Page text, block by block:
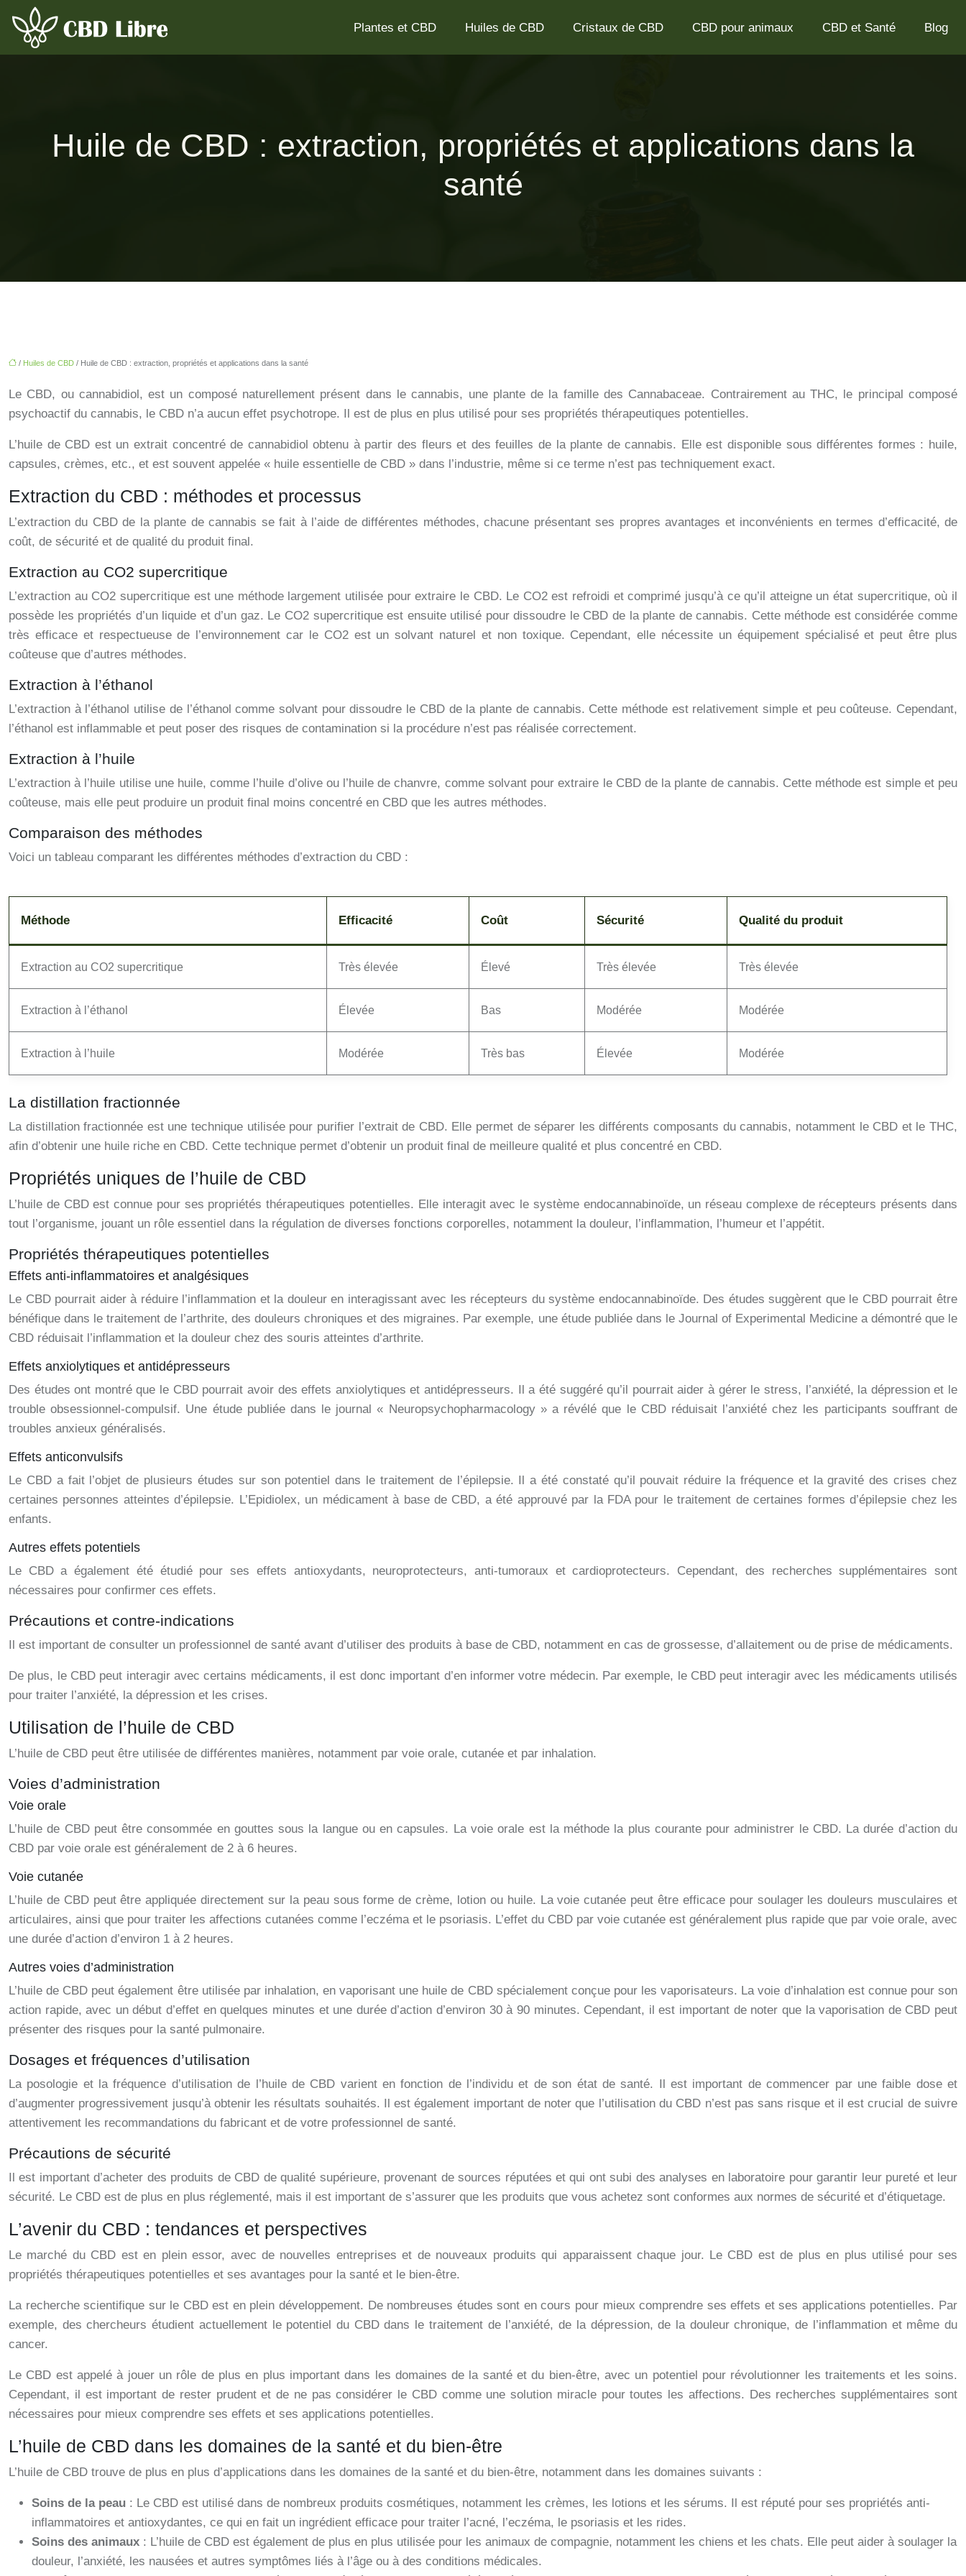
Plantes et CBD Huiles de CBD Cristaux de CBD CBD pour animaux CBD et Santé Blog
Huile de CBD : extraction, propriétés et applications dans la
santé
/ Huiles de CBD / Huile de CBD : extraction, propriétés et applications dans la santé
Le CBD, ou cannabidiol, est un composé naturellement présent dans le cannabis, une plante de la famille des Cannabaceae. Contrairement au THC, le principal composé
psychoactif du cannabis, le CBD n’a aucun effet psychotrope. Il est de plus en plus utilisé pour ses propriétés thérapeutiques potentielles.
L’huile de CBD est un extrait concentré de cannabidiol obtenu à partir des fleurs et des feuilles de la plante de cannabis. Elle est disponible sous différentes formes : huile,
capsules, crèmes, etc., et est souvent appelée « huile essentielle de CBD » dans l’industrie, même si ce terme n’est pas techniquement exact.
Extraction du CBD : méthodes et processus
L’extraction du CBD de la plante de cannabis se fait à l’aide de différentes méthodes, chacune présentant ses propres avantages et inconvénients en termes d’efficacité, de
coût, de sécurité et de qualité du produit final.
Extraction au CO2 supercritique
L’extraction au CO2 supercritique est une méthode largement utilisée pour extraire le CBD. Le CO2 est refroidi et comprimé jusqu’à ce qu’il atteigne un état supercritique, où il
possède les propriétés d’un liquide et d’un gaz. Le CO2 supercritique est ensuite utilisé pour dissoudre le CBD de la plante de cannabis. Cette méthode est considérée comme
très efficace et respectueuse de l’environnement car le CO2 est un solvant naturel et non toxique. Cependant, elle nécessite un équipement spécialisé et peut être plus
coûteuse que d’autres méthodes.
Extraction à l’éthanol
L’extraction à l’éthanol utilise de l’éthanol comme solvant pour dissoudre le CBD de la plante de cannabis. Cette méthode est relativement simple et peu coûteuse. Cependant,
l’éthanol est inflammable et peut poser des risques de contamination si la procédure n’est pas réalisée correctement.
Extraction à l’huile
L’extraction à l’huile utilise une huile, comme l’huile d’olive ou l’huile de chanvre, comme solvant pour extraire le CBD de la plante de cannabis. Cette méthode est simple et peu
coûteuse, mais elle peut produire un produit final moins concentré en CBD que les autres méthodes.
Comparaison des méthodes
Voici un tableau comparant les différentes méthodes d’extraction du CBD :
Méthode Efficacité Coût Sécurité Qualité du produit
Extraction au CO2 supercritique Très élevée Élevé Très élevée Très élevée
Extraction à l’éthanol Élevée Bas Modérée Modérée
Extraction à l’huile Modérée Très bas Élevée Modérée
La distillation fractionnée
La distillation fractionnée est une technique utilisée pour purifier l’extrait de CBD. Elle permet de séparer les différents composants du cannabis, notamment le CBD et le THC,
afin d’obtenir une huile riche en CBD. Cette technique permet d’obtenir un produit final de meilleure qualité et plus concentré en CBD.
Propriétés uniques de l’huile de CBD
L’huile de CBD est connue pour ses propriétés thérapeutiques potentielles. Elle interagit avec le système endocannabinoïde, un réseau complexe de récepteurs présents dans
tout l’organisme, jouant un rôle essentiel dans la régulation de diverses fonctions corporelles, notamment la douleur, l’inflammation, l’humeur et l’appétit.
Propriétés thérapeutiques potentielles
Effets anti-inflammatoires et analgésiques
Le CBD pourrait aider à réduire l’inflammation et la douleur en interagissant avec les récepteurs du système endocannabinoïde. Des études suggèrent que le CBD pourrait être
bénéfique dans le traitement de l’arthrite, des douleurs chroniques et des migraines. Par exemple, une étude publiée dans le Journal of Experimental Medicine a démontré que le
CBD réduisait l’inflammation et la douleur chez des souris atteintes d’arthrite.
Effets anxiolytiques et antidépresseurs
Des études ont montré que le CBD pourrait avoir des effets anxiolytiques et antidépresseurs. Il a été suggéré qu’il pourrait aider à gérer le stress, l’anxiété, la dépression et le
trouble obsessionnel-compulsif. Une étude publiée dans le journal « Neuropsychopharmacology » a révélé que le CBD réduisait l’anxiété chez les participants souffrant de
troubles anxieux généralisés.
Effets anticonvulsifs
Le CBD a fait l’objet de plusieurs études sur son potentiel dans le traitement de l’épilepsie. Il a été constaté qu’il pouvait réduire la fréquence et la gravité des crises chez
certaines personnes atteintes d’épilepsie. L’Epidiolex, un médicament à base de CBD, a été approuvé par la FDA pour le traitement de certaines formes d’épilepsie chez les
enfants.
Autres effets potentiels
Le CBD a également été étudié pour ses effets antioxydants, neuroprotecteurs, anti-tumoraux et cardioprotecteurs. Cependant, des recherches supplémentaires sont
nécessaires pour confirmer ces effets.
Précautions et contre-indications
Il est important de consulter un professionnel de santé avant d’utiliser des produits à base de CBD, notamment en cas de grossesse, d’allaitement ou de prise de médicaments.
De plus, le CBD peut interagir avec certains médicaments, il est donc important d’en informer votre médecin. Par exemple, le CBD peut interagir avec les médicaments utilisés
pour traiter l’anxiété, la dépression et les crises.
Utilisation de l’huile de CBD
L’huile de CBD peut être utilisée de différentes manières, notamment par voie orale, cutanée et par inhalation.
Voies d’administration
Voie orale
L’huile de CBD peut être consommée en gouttes sous la langue ou en capsules. La voie orale est la méthode la plus courante pour administrer le CBD. La durée d’action du
CBD par voie orale est généralement de 2 à 6 heures.
Voie cutanée
L’huile de CBD peut être appliquée directement sur la peau sous forme de crème, lotion ou huile. La voie cutanée peut être efficace pour soulager les douleurs musculaires et
articulaires, ainsi que pour traiter les affections cutanées comme l’eczéma et le psoriasis. L’effet du CBD par voie cutanée est généralement plus rapide que par voie orale, avec
une durée d’action d’environ 1 à 2 heures.
Autres voies d’administration
L’huile de CBD peut également être utilisée par inhalation, en vaporisant une huile de CBD spécialement conçue pour les vaporisateurs. La voie d’inhalation est connue pour son
action rapide, avec un début d’effet en quelques minutes et une durée d’action d’environ 30 à 90 minutes. Cependant, il est important de noter que la vaporisation de CBD peut
présenter des risques pour la santé pulmonaire.
Dosages et fréquences d’utilisation
La posologie et la fréquence d’utilisation de l’huile de CBD varient en fonction de l’individu et de son état de santé. Il est important de commencer par une faible dose et
d’augmenter progressivement jusqu’à obtenir les résultats souhaités. Il est également important de noter que l’utilisation du CBD n’est pas sans risque et il est crucial de suivre
attentivement les recommandations du fabricant et de votre professionnel de santé.
Précautions de sécurité
Il est important d’acheter des produits de CBD de qualité supérieure, provenant de sources réputées et qui ont subi des analyses en laboratoire pour garantir leur pureté et leur
sécurité. Le CBD est de plus en plus réglementé, mais il est important de s’assurer que les produits que vous achetez sont conformes aux normes de sécurité et d’étiquetage.
L’avenir du CBD : tendances et perspectives
Le marché du CBD est en plein essor, avec de nouvelles entreprises et de nouveaux produits qui apparaissent chaque jour. Le CBD est de plus en plus utilisé pour ses
propriétés thérapeutiques potentielles et ses avantages pour la santé et le bien-être.
La recherche scientifique sur le CBD est en plein développement. De nombreuses études sont en cours pour mieux comprendre ses effets et ses applications potentielles. Par
exemple, des chercheurs étudient actuellement le potentiel du CBD dans le traitement de l’anxiété, de la dépression, de la douleur chronique, de l’inflammation et même du
cancer.
Le CBD est appelé à jouer un rôle de plus en plus important dans les domaines de la santé et du bien-être, avec un potentiel pour révolutionner les traitements et les soins.
Cependant, il est important de rester prudent et de ne pas considérer le CBD comme une solution miracle pour toutes les affections. Des recherches supplémentaires sont
nécessaires pour mieux comprendre ses effets et ses applications potentielles.
L’huile de CBD dans les domaines de la santé et du bien-être
L’huile de CBD trouve de plus en plus d’applications dans les domaines de la santé et du bien-être, notamment dans les domaines suivants :
Soins de la peau : Le CBD est utilisé dans de nombreux produits cosmétiques, notamment les crèmes, les lotions et les sérums. Il est réputé pour ses propriétés anti-
inflammatoires et antioxydantes, ce qui en fait un ingrédient efficace pour traiter l’acné, l’eczéma, le psoriasis et les rides.
Soins des animaux : L’huile de CBD est également de plus en plus utilisée pour les animaux de compagnie, notamment les chiens et les chats. Elle peut aider à soulager la
douleur, l’anxiété, les nausées et autres symptômes liés à l’âge ou à des conditions médicales.